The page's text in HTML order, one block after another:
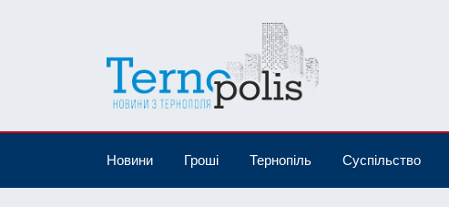
Новини Гроші Тернопіль Суспільство